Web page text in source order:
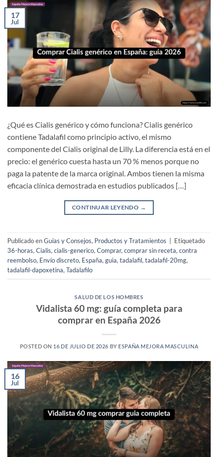
17
Jul
¿Qué es Cialis genérico y cómo funciona? Cialis genérico
contiene Tadalafil como principio activo, el mismo
componente del Cialis original de Lilly. La diferencia está en el
precio: el genérico cuesta hasta un 70 % menos porque no
paga la patente de la marca original. Ambos tienen la misma
eficacia clínica demostrada en estudios publicados […]
CONTINUAR LEYENDO →
Publicado enGuías y Consejos, Productos y Tratamientos
Etiquetado
36-horas,Cialis,cialis-generico,Comprar,comprar sin receta,contra
reembolso, Envío discreto, España,guia,tadalafil,tadalafil-20mg,
tadalafil-dapoxetina,Tadalafilo
SALUD DE LOS HOMBRES
Vidalista 60 mg: guía completa para
comprar en España 2026
POSTED ON 16 DE JULIO DE 2026 BY ESPAÑA MEJORA MASCULINA
16
Jul